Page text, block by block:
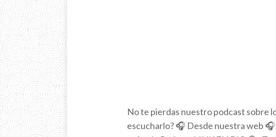
No te pierdas nuestro podcast sobre
escucharlo? 🎧 Desde nuestra web